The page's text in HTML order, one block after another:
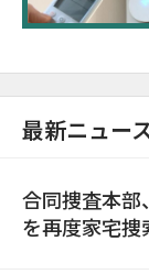
最新ニュー
合同捜査本部
を再度家宅